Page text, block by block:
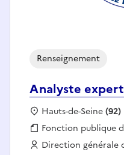
Analyste
Renseignement
Localisation :
Hauts-de-Seine(92)
Fonction publique :
Fonction publique
Employeur :
Direction générale